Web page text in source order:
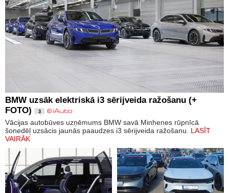
BMW uzsāk elektriskā i3 sērijveida ražošanu (+
FOTO)
3
Vācijas autobūves uzņēmums BMW savā Minhenes rūpnīcā
šonedēļ uzsācis jaunās paaudzes i3 sērijveida ražošanu. LASĪT
VAIRĀK